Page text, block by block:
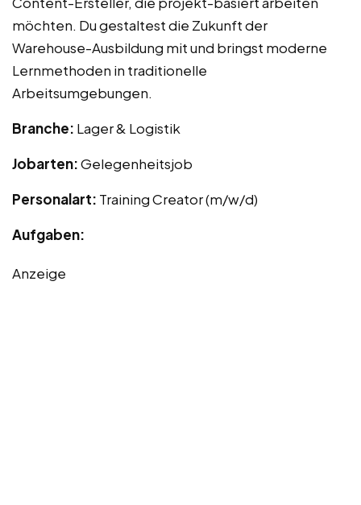
möchten. Du gestaltest die Zukunft der
Warehouse-Ausbildung mit und bringst moderne
Lernmethoden in traditionelle
Arbeitsumgebungen.
Branche: Lager & Logistik
Jobarten:Gelegenheitsjob
Personalart: Training Creator (m/w/d)
Aufgaben:
Anzeige